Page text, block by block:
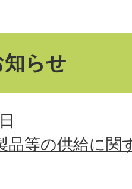
らせ
品等の供給に関